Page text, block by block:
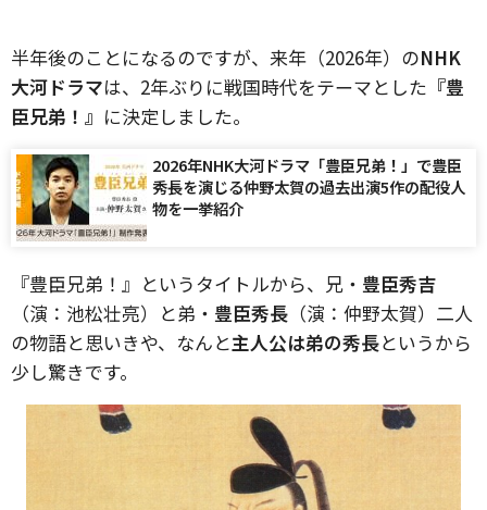
半年後のことになるのですが、来年（2026年）のNHK
大河ドラマは、2年ぶりに戦国時代をテーマとした 『豊
臣兄弟！』 に決定しました。
2026年NHK大河ドラマ「豊臣兄弟！」で豊臣
秀長を演じる仲野太賀の過去出演5作の配役人
物を一挙紹介
『豊臣兄弟！』というタイトルから、兄・ 豊臣秀吉
（演：池松壮亮）と弟・ 豊臣秀長 （演：仲野太賀）二人
の物語と思いきや、なんと主人公は弟の秀長というから
少し驚きです。